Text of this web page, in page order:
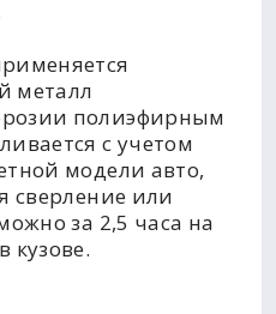
металл
полиэфирным
с учетом
модели авто,
сверление или
за 2,5 часа на
кузове.